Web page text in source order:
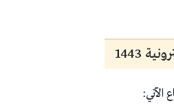
1443
الآتي: